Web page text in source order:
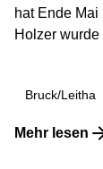
hat Ende
Holzer
Bruck/Leitha
Mehr lesen